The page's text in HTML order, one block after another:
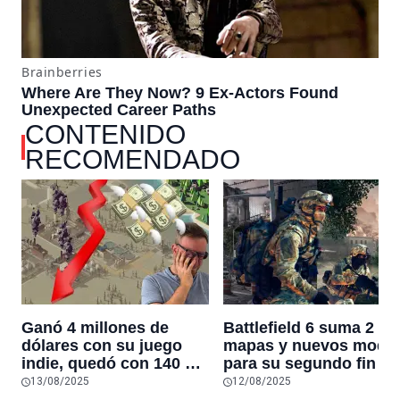
CONTENIDO
RECOMENDADO
Ganó 4 millones de
dólares con su juego
indie, quedó con 140 mil
de deuda y terminó
13/08/2025
Battlefield 6 suma 2
mapas y nuevos
para su segundo fin de
semana de beta:
12/08/2025